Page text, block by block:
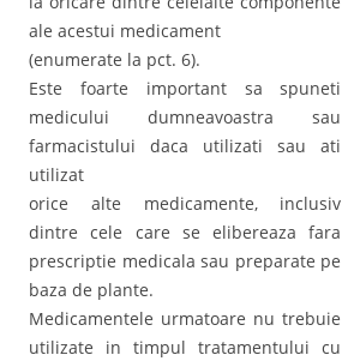
ale acestui medicament
(enumerate la pct. 6).
Este foarte important sa spuneti
medicului dumneavoastra sau
farmacistului daca utilizati sau ati
utilizat
orice alte medicamente, inclusiv
dintre cele care se elibereaza fara
prescriptie medicala sau preparate pe
baza de plante.
Medicamentele urmatoare nu trebuie
utilizate in timpul tratamentului cu